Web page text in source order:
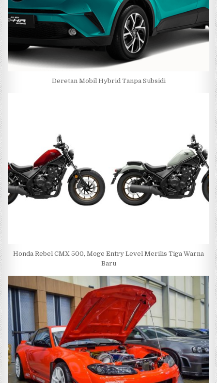
Deretan Mobil Hybrid Tanpa Subsidi
Honda Rebel CMX 500, Moge Entry Level Merilis Tiga Warna
Baru